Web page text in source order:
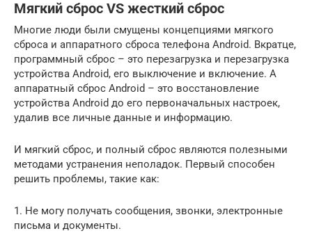
Мягкий сброс VS жесткий сброс
Многие люди были смущены концепциями мягкого
сброса и аппаратного сброса телефона Android. Вкратце,
программный сброс – это перезагрузка и перезагрузка
устройства Android, его выключение и включение. А
аппаратный сброс Android – это восстановление
устройства Android до его первоначальных настроек,
удалив все личные данные и информацию.
И мягкий сброс, и полный сброс являются полезными
методами устранения неполадок. Первый способен
решить проблемы, такие как:
1. Не могу получать сообщения, звонки, электронные
письма и документы.